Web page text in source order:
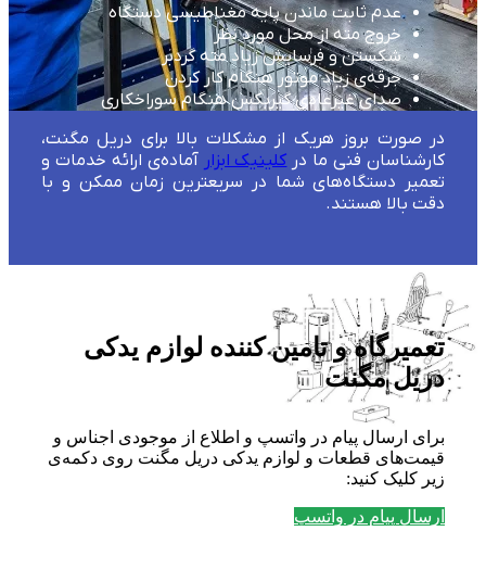
عدم ثابت ماندن پایه مغناطیسی دستگاه
خروج مته از محل مورد نظر
شکستن و فرسایش زیاد مته گردبر
جرقه‌ی زیاد موتور هنگام کار کردن
صدای غیرعادی گیربکس هنگام سوراخکاری
در صورت بروز هریک از مشکلات بالا برای دریل مگنت،
کارشناسان فنی ما در کلینیک ابزار آماده‌ی ارائه خدمات و
تعمیر دستگاه‌های شما در سریعترین زمان ممکن و با
دقت بالا هستند.
تعمیرگاه و تامین کننده لوازم یدکی
دریل مگنت
برای ارسال پیام در واتسپ و اطلاع از موجودی اجناس و
قیمت‌های قطعات و لوازم یدکی دریل مگنت روی دکمه‌ی
زیر کلیک کنید:
ارسال پیام در واتسپ